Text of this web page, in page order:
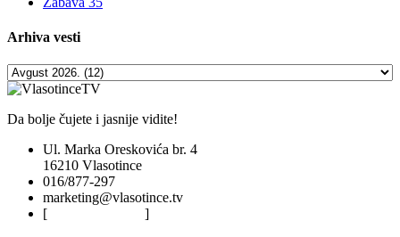
Arhiva vesti
Da bolje čujete i jasnije vidite!
Ul. Marka Oreskovića br. 4
16210 Vlasotince
016/877-297
marketing@vlasotince.tv
[
]